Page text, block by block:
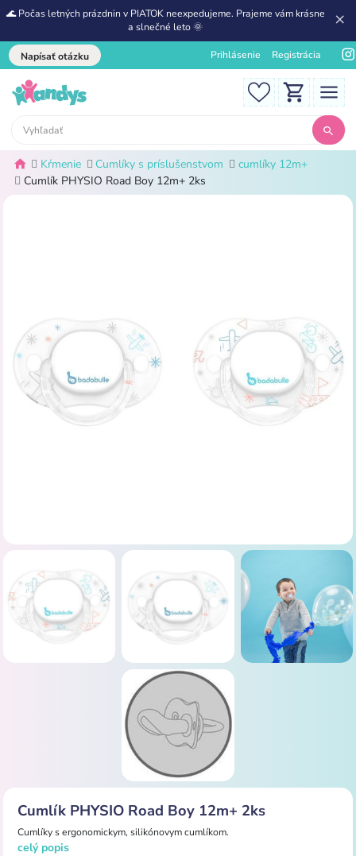
🌊 Počas letných prázdnin v PIATOK neexpedujeme. Prajeme vám krásne
a slnečné leto 🌞
Napísať otázku Prihlásenie Registrácia
Kŕmenie Cumlíky s príslušenstvom
cumlíky 12m+
Cumlík PHYSIO Road Boy 12m+ 2ks
Cumlík PHYSIO Road Boy 12m+ 2ks
Cumlíky s ergonomickym, silikónovym cumlíkom.
celý popis